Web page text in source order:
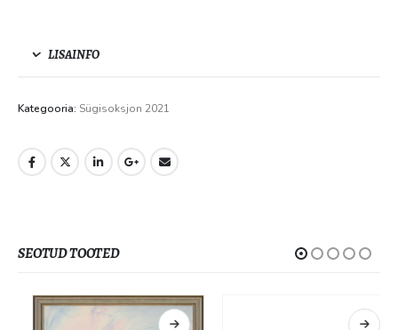
LISAINFO
Kategooria: Sügisoksjon 2021
SEOTUD TOOTED